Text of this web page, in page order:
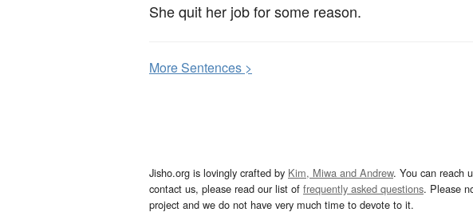
She quit her job for some reason.
MoreSentences >
Jisho.org is lovingly crafted by Kim, Miwa and Andrew. You can reach
contact us, please read our list of frequently asked questions. Please
project and we do not have very much time to devote to it.